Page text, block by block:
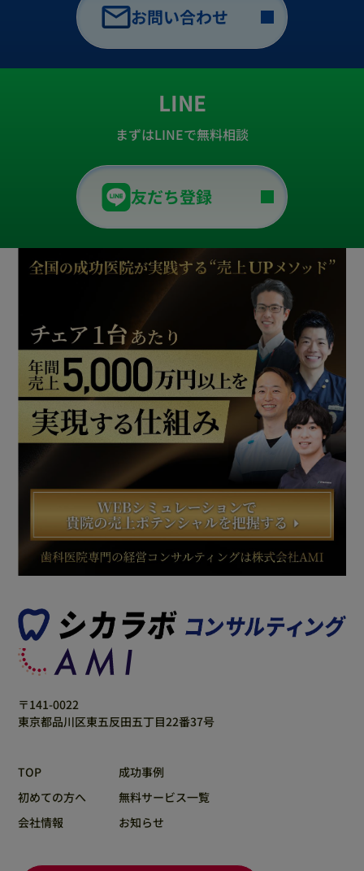
お問い合わせ
LINE
まずはLINEで無料相談
友だち登録
〒141-0022
東京都品川区東五反田五丁目22番37号
TOP
成功事例
初めての方へ
無料サービス一覧
会社情報
お知らせ